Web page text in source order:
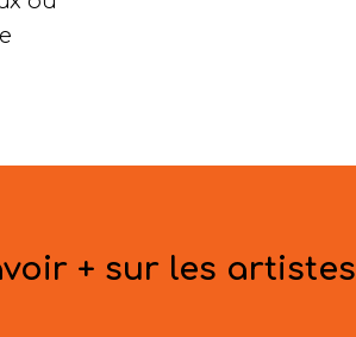
+ sur les artistes